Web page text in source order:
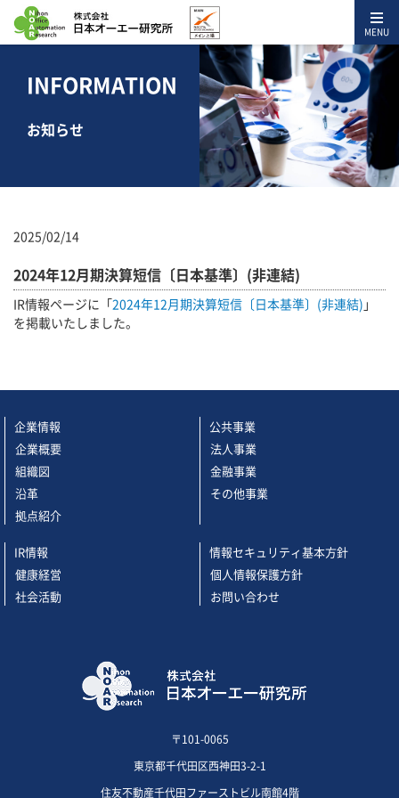
MENU
INFORMATION
お知らせ
2025/02/14
2024年12月期決算短信〔日本基準〕(非連結)
IR情報ページに「2024年12月期決算短信〔日本基準〕(非連結) 」
を掲載いたしました。
企業情報
企業概要
組織図
沿革
拠点紹介
公共事業
法人事業
金融事業
その他事業
IR情報
健康経営
社会活動
情報セキュリティ基本方針
個人情報保護方針
お問い合わせ
〒101-0065
東京都千代田区西神田3-2-1
住友不動産千代田ファーストビル南館4階